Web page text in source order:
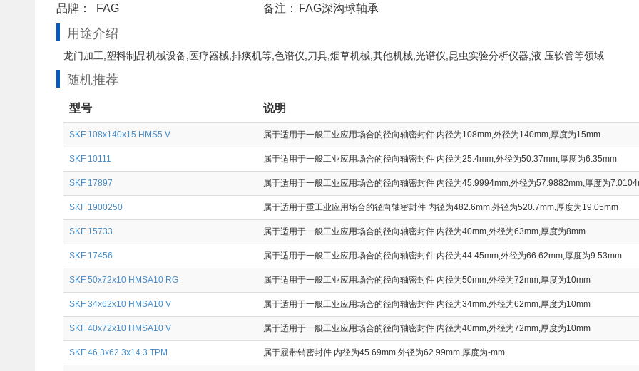
品牌：
FAG 备注： FAG深沟球轴承
用途介绍
龙门加工,塑料制品机械设备,医疗器械,排痰机等,色谱仪,刀具,烟草机械,其他机械,光谱仪,昆虫实验分析仪器,液 压软管等领域
随机推荐
型号 说明
SKF 108x140x15 HMS5 V 属于适用于一般工业应用场合的径向轴密封件 内径为108mm,外径为140mm,厚度为15mm
SKF 10111 属于适用于一般工业应用场合的径向轴密封件 内径为25.4mm,外径为50.37mm,厚度为6.35mm
SKF 17897 属于适用于一般工业应用场合的径向轴密封件 内径为45.9994mm,外径为57.9882mm,厚度为
SKF 1900250 属于适用于重工业应用场合的径向轴密封件 内径为482.6mm,外径为520.7mm,厚度为19.05mm
SKF 15733 属于适用于一般工业应用场合的径向轴密封件 内径为40mm,外径为63mm,厚度为8mm
SKF 17456 属于适用于一般工业应用场合的径向轴密封件 内径为44.45mm,外径为66.62mm,厚度为9.53mm
SKF 50x72x10 HMSA10 RG 属于适用于一般工业应用场合的径向轴密封件 内径为50mm,外径为72mm,厚度为10mm
SKF 34x62x10 HMSA10 V 属于适用于一般工业应用场合的径向轴密封件 内径为34mm,外径为62mm,厚度为10mm
SKF 40x72x10 HMSA10 V 属于适用于一般工业应用场合的径向轴密封件 内径为40mm,外径为72mm,厚度为10mm
SKF 46.3x62.3x14.3 TPM 属于履带销密封件 内径为45.69mm,外径为62.99mm,厚度为-mm